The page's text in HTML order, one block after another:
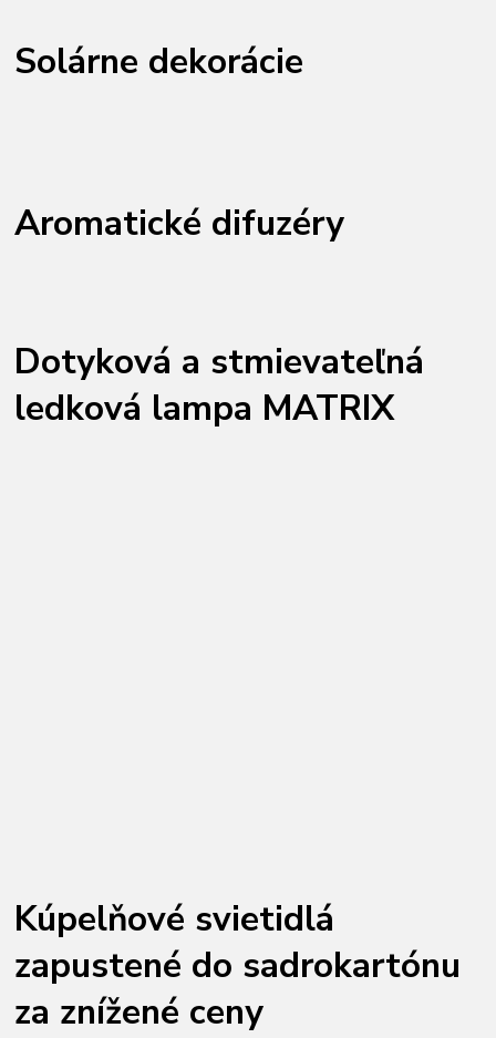
Solárne dekorácie
Aromatické difuzéry
Dotyková a stmievateľná
ledková lampa MATRIX
Kúpelňové svietidlá
zapustené do sadrokartónu
za znížené ceny